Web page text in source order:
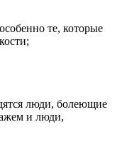
те, которые
люди, болеющие
и люди,